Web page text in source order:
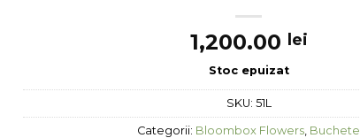
1,200.00 lei
Stoc epuizat
SKU: 51L
Categorii: Bloombox Flowers Buchete